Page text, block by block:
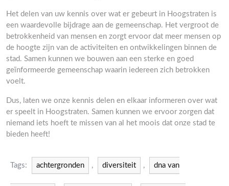
Het delen van uw kennis over wat er gebeurt in Hoogstraten is
een waardevolle bijdrage aan de gemeenschap. Het vergroot de
betrokkenheid van mensen en zorgt ervoor dat meer mensen op
de hoogte zijn van de activiteiten en ontwikkelingen binnen de
stad. Samen kunnen we bouwen aan een sterke en goed
geïnformeerde gemeenschap waarin iedereen zich betrokken
voelt.
Dus, laten we onze kennis delen en elkaar informeren over wat
er speelt in Hoogstraten. Samen kunnen we ervoor zorgen dat
niemand iets hoeft te missen van al het moois dat onze stad te
bieden heeft!
Tags: achtergronden , diversiteit , dna van